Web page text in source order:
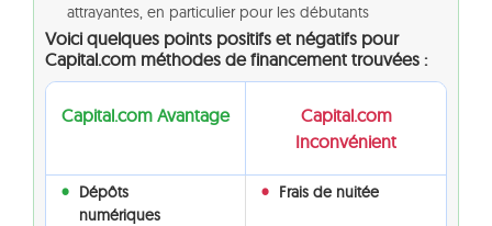
attrayantes, en particulier pour les débutants
Voici quelques points positifs et négatifs pour
Capital.com méthodes de financement trouvées :
Capital.com Avantage
Capital.com
Inconvénient
Dépôts
numériques
Frais de nuitée